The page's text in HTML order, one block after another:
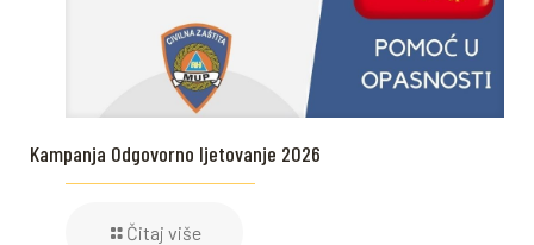
Kampanja Odgovorno ljetovanje 2026
Čitaj više